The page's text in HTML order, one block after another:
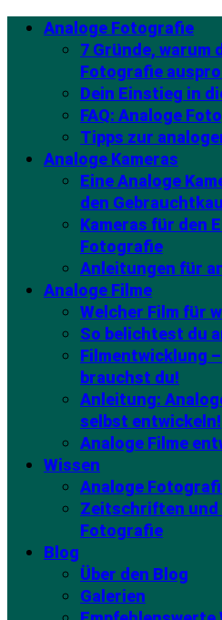
Analoge Fotografie
7 Gründe, warum
Fotografie
Dein Einstieg in
FAQ: Analoge
Tipps zur
Analoge Kameras
Eine Analoge
den
Kameras für den
Fotografie
Anleitungen für
Analoge Filme
Welcher Film für
So belichtest du
Filmentwicklung
brauchst du!
Anleitung:
selbst entwickeln!
Analoge Filme
Wissen
Analoge
Zeitschriften und
Fotografie
Blog
Über den Blog
Galerien